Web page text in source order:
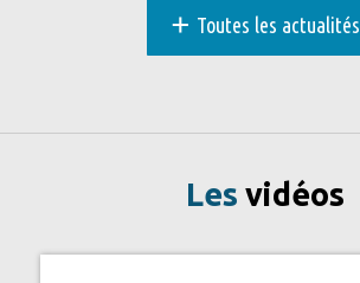
+ Toutes les actualités
Les vidéos